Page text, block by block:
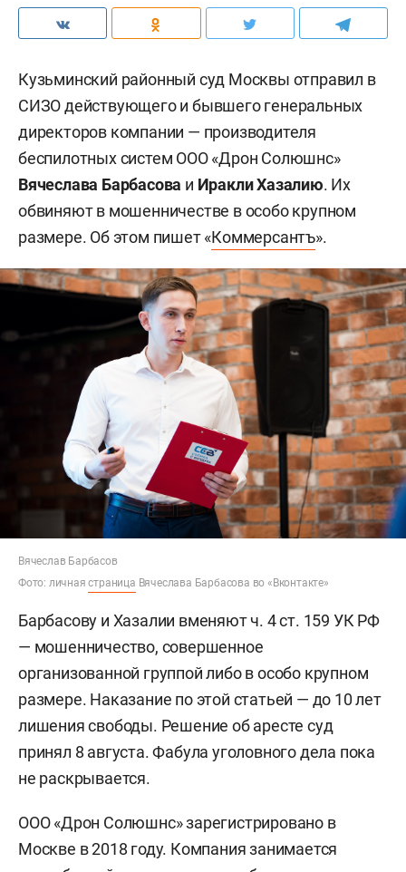
Кузьминский районный суд Москвы отправил в
СИЗО действующего и бывшего генеральных
директоров компании — производителя
беспилотных систем ООО «Дрон Солюшнс»
Вячеслава Барбасова и Иракли Хазалию. Их
обвиняют в мошенничестве в особо крупном
размере. Об этом пишет «Коммерсантъ».
Вячеслав Барбасов
Фото: личнаястраница Вячеслава Барбасова во «Вконтакте»
Барбасову и Хазалии вменяют ч. 4 ст. 159 УК РФ
— мошенничество, совершенное
организованной группой либо в особо крупном
размере. Наказание по этой статьей — до 10 лет
лишения свободы. Решение об аресте суд
принял 8 августа. Фабула уголовного дела пока
не раскрывается.
ООО «Дрон Солюшнс» зарегистрировано в
Москве в 2018 году. Компания занимается